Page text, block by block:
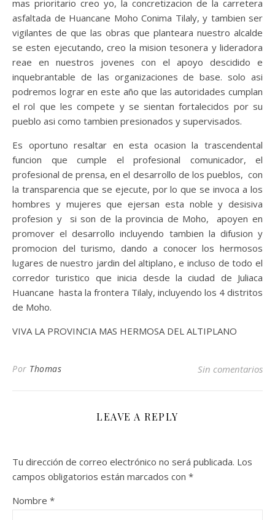
mas prioritario creo yo, la concretizacion de la carretera
asfaltada de Huancane Moho Conima Tilaly, y tambien ser
vigilantes de que las obras que planteara nuestro alcalde
se esten ejecutando, creo la mision tesonera y lideradora
reae en nuestros jovenes con el apoyo descidido e
inquebrantable de las organizaciones de base. solo asi
podremos lograr en este año que las autoridades cumplan
el rol que les compete y se sientan fortalecidos por su
pueblo asi como tambien presionados y supervisados.
Es oportuno resaltar en esta ocasion la trascendental
funcion que cumple el profesional comunicador, el
profesional de prensa, en el desarrollo de los pueblos, con
la transparencia que se ejecute, por lo que se invoca a los
hombres y mujeres que ejersan esta noble y desisiva
profesion y si son de la provincia de Moho, apoyen en
promover el desarrollo incluyendo tambien la difusion y
promocion del turismo, dando a conocer los hermosos
lugares de nuestro jardin del altiplano, e incluso de todo el
corredor turistico que inicia desde la ciudad de Juliaca
Huancane hasta la frontera Tilaly, incluyendo los 4 distritos
de Moho.
VIVA LA PROVINCIA MAS HERMOSA DEL ALTIPLANO
Por Thomas Sin comentarios
LEAVE A REPLY
Tu dirección de correo electrónico no será publicada. Los
campos obligatorios están marcados con *
Nombre *